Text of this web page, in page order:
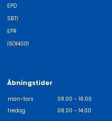
EPD
SBTi
EPR
ISO14001
Åbningstider
man-tors
08.00 - 16.00
fredag
08.00 - 14.00